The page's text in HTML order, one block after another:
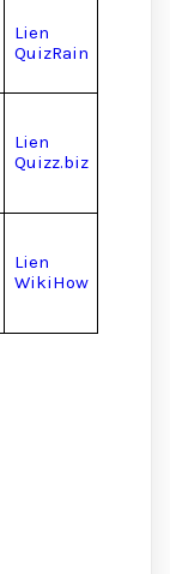
Lien
QuizRain
Lien
Quizz.biz
Lien
WikiHow